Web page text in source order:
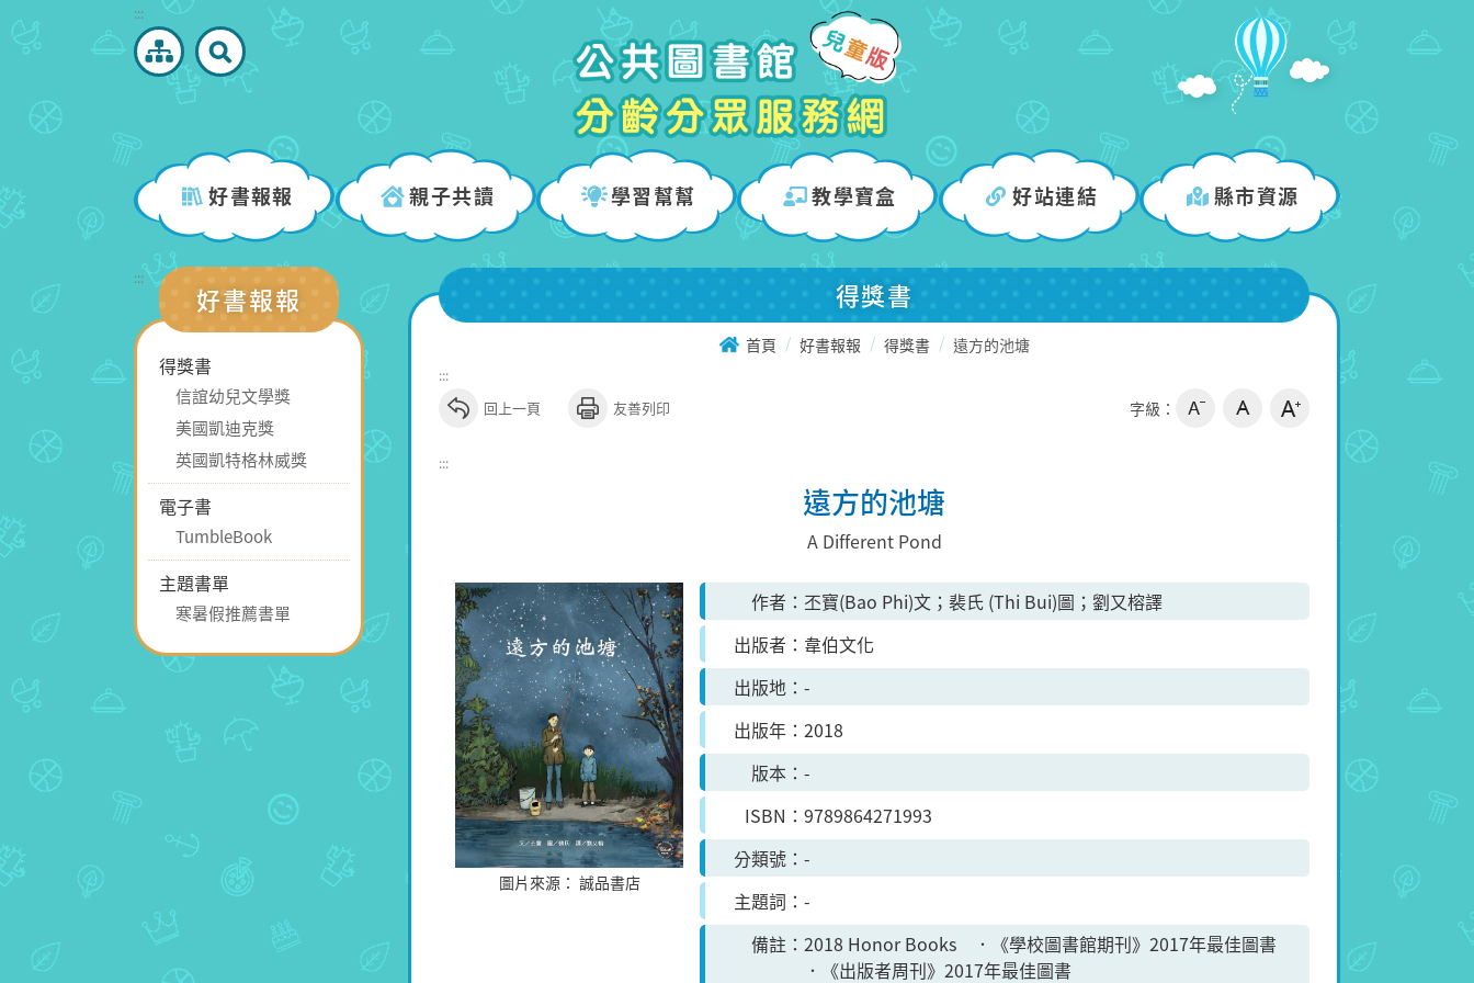
到
塊
:::
好書報報 親子共讀 學習幫幫 教學寶盒 好站連結 縣市資源
:::
好書報報
得獎書
信誼幼兒文學獎
美國凱迪克獎
英國凱特格林威獎
電子書
TumbleBook
主題書單
寒暑假推薦書單
得獎書
首頁 好書報報 得獎書 遠方的池塘
:::
回上一頁 友善列印 字級：
:::
遠方的池塘
A Different Pond
圖片來源： 誠品書店
作者
丕寶(Bao Phi)文；裴氏 (Thi Bui)圖；劉又榕譯
出版者
韋伯文化
出版地
-
出版年
2018
版本
-
ISBN
9789864271993
分類號
-
主題詞
-
備註
2018 Honor Books ．《學校圖書館期刊》2017年最佳圖書
．《出版者周刊》2017年最佳圖書